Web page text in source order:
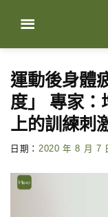
content
運動後身體
度」 專家：
上的訓練刺
日期： 2020 年 8 月 7